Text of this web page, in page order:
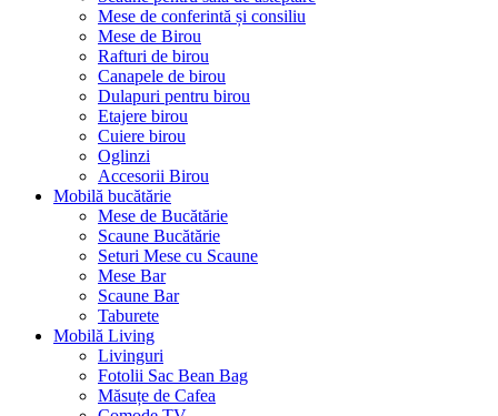
Mese de conferintă și consiliu
Mese de Birou
Rafturi de birou
Canapele de birou
Dulapuri pentru birou
Etajere birou
Cuiere birou
Oglinzi
Accesorii Birou
Mobilă bucătărie
Mese de Bucătărie
Scaune Bucătărie
Seturi Mese cu Scaune
Mese Bar
Scaune Bar
Taburete
Mobilă Living
Livinguri
Fotolii Sac Bean Bag
Măsuțe de Cafea